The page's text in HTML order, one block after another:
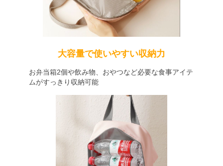
大容量で使いやすい収納力
お弁当箱2個や飲み物、おやつなど必要な食事アイテ
ムがすっきり収納可能